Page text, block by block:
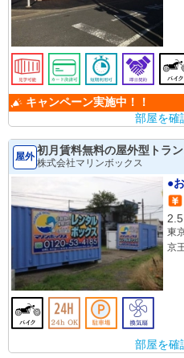
キャンペーン実施中！！
部屋を確
屋外 初月賃料無料の屋外型トラ
株式会社マリンボックス
●
2.5
東
部屋を確